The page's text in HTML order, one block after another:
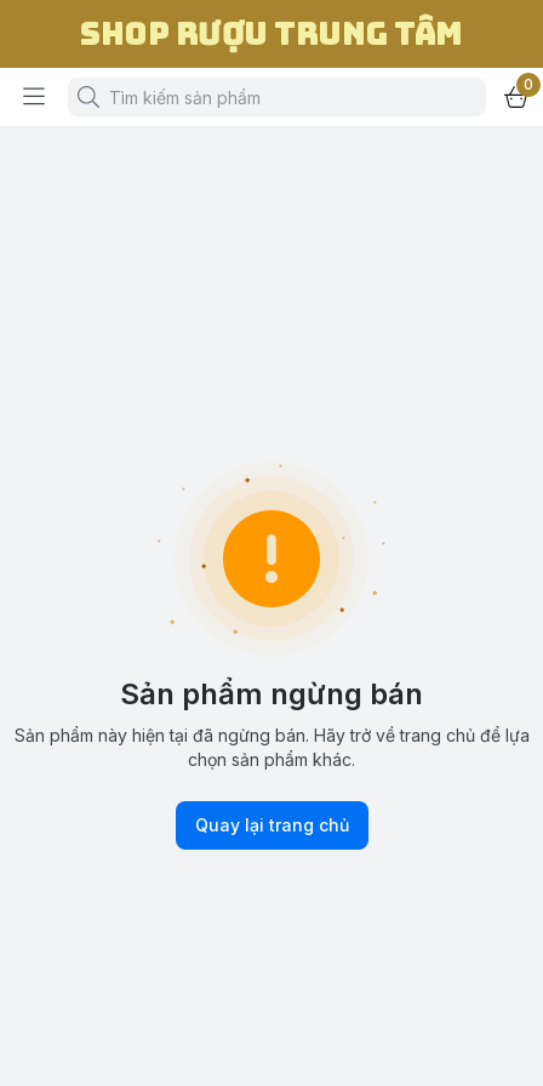
Shop Rượu Trung Tâm
0
Sản phẩm ngừng bán
Sản phẩm này hiện tại đã ngừng bán. Hãy trở về trang chủ để lựa
chọn sản phẩm khác.
Quay lại trang chủ